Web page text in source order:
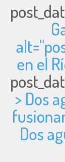
alt="
en el
> Dos
Dos